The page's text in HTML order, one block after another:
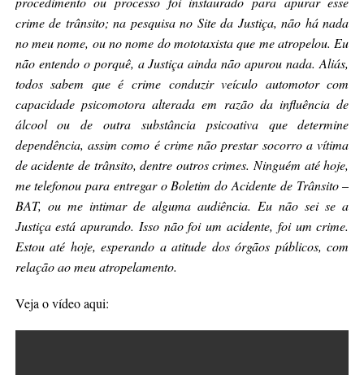
crime de trânsito; na pesquisa no Site da Justiça, não há nada
no meu nome, ou no nome do mototaxista que me atropelou. Eu
não entendo o porquê, a Justiça ainda não apurou nada. Aliás,
todos sabem que é crime conduzir veículo automotor com
capacidade psicomotora alterada em razão da influência de
álcool ou de outra substância psicoativa que determine
dependência, assim como é crime não prestar socorro a vítima
de acidente de trânsito, dentre outros crimes. Ninguém até hoje,
me telefonou para entregar o Boletim do Acidente de Trânsito –
BAT, ou me intimar de alguma audiência. Eu não sei se a
Justiça está apurando. Isso não foi um acidente, foi um crime.
Estou até hoje, esperando a atitude dos órgãos públicos, com
relação ao meu atropelamento.
Veja o vídeo aqui: